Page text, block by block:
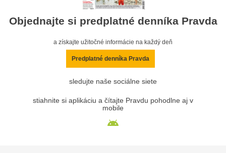
Objednajte si predplatné denníka Pravda
a získajte užitočné informácie na každý deň
Predplatné denníka Pravda
sledujte naše sociálne siete
stiahnite si aplikáciu a čítajte Pravdu pohodlne aj v
mobile